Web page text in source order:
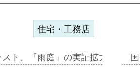
住宅・工務店
ト、「雨庭」の実証拡大へ=ガ